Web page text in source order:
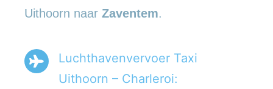
Uithoorn naar Zaventem.
Luchthavenvervoer Taxi
Uithoorn – Charleroi: